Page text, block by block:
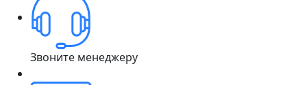
Звоните менеджеру